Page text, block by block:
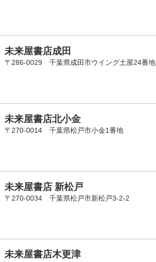
未来屋書店成田
〒286-0029 千葉県成田市ウイング土屋24番地
未来屋書店北小金
〒270-0014 千葉県松戸市小金1番地
未来屋書店 新松戸
〒270-0034 千葉県松戸市新松戸3-2-2
未来屋書店木更津